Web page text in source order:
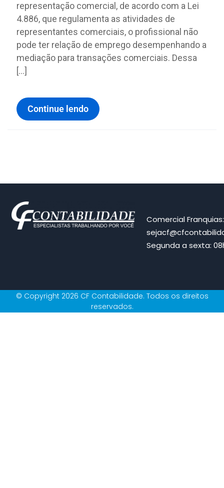
representação comercial, de acordo com a Lei
4.886, que regulamenta as atividades de
representantes comerciais, o profissional não
pode ter relação de emprego desempenhando a
mediação para transações comerciais. Dessa
[…]
Continue lendo
Comercial
Segunda a sexta:
© Copyright 2026 CF Contabilidade. Todos os direitos
reservados.